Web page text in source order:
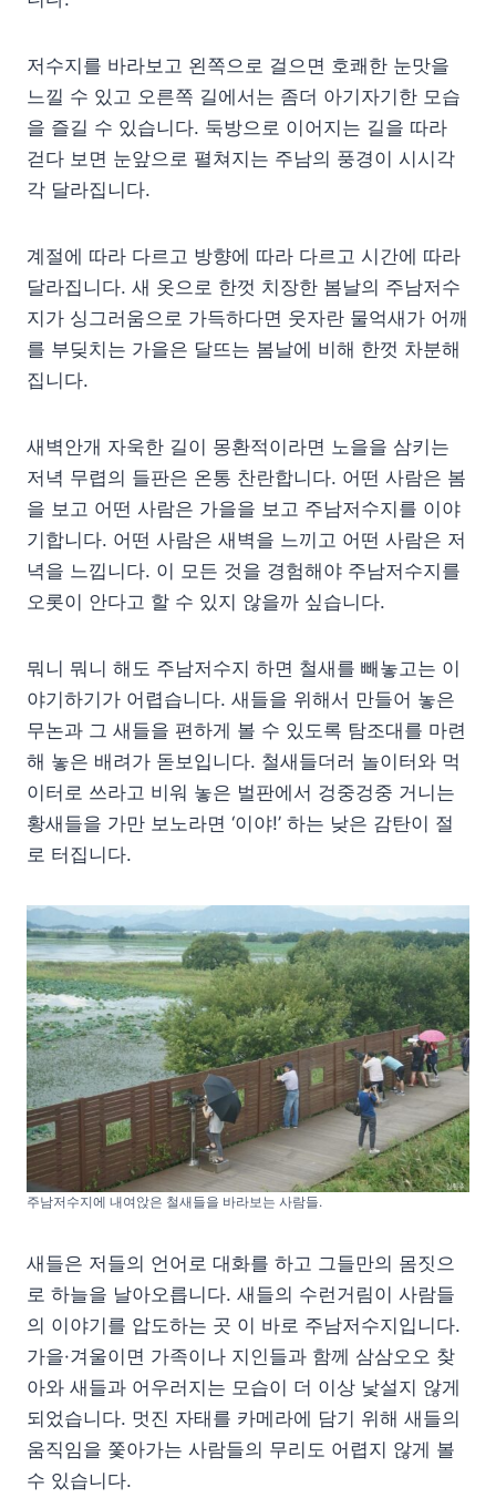
저수지를 바라보고 왼쪽으로 걸으면 호쾌한 눈맛을
느낄 수 있고 오른쪽 길에서는 좀더 아기자기한 모습
을 즐길 수 있습니다. 둑방으로 이어지는 길을 따라
걷다 보면 눈앞으로 펼쳐지는 주남의 풍경이 시시각
각 달라집니다.
계절에 따라 다르고 방향에 따라 다르고 시간에 따라
달라집니다. 새 옷으로 한껏 치장한 봄날의 주남저수
지가 싱그러움으로 가득하다면 웃자란 물억새가 어깨
를 부딪치는 가을은 달뜨는 봄날에 비해 한껏 차분해
집니다.
새벽안개 자욱한 길이 몽환적이라면 노을을 삼키는
저녁 무렵의 들판은 온통 찬란합니다. 어떤 사람은 봄
을 보고 어떤 사람은 가을을 보고 주남저수지를 이야
기합니다. 어떤 사람은 새벽을 느끼고 어떤 사람은 저
녁을 느낍니다. 이 모든 것을 경험해야 주남저수지를
오롯이 안다고 할 수 있지 않을까 싶습니다.
뭐니 뭐니 해도 주남저수지 하면 철새를 빼놓고는 이
야기하기가 어렵습니다. 새들을 위해서 만들어 놓은
무논과 그 새들을 편하게 볼 수 있도록 탐조대를 마련
해 놓은 배려가 돋보입니다. 철새들더러 놀이터와 먹
이터로 쓰라고 비워 놓은 벌판에서 겅중겅중 거니는
황새들을 가만 보노라면 ‘이야!’ 하는 낮은 감탄이 절
로 터집니다.
주남저수지에 내여앉은 철새들을 바라보는 사람들.
새들은 저들의 언어로 대화를 하고 그들만의 몸짓으
로 하늘을 날아오릅니다. 새들의 수런거림이 사람들
의 이야기를 압도하는 곳 이 바로 주남저수지입니다.
가을·겨울이면 가족이나 지인들과 함께 삼삼오오 찾
아와 새들과 어우러지는 모습이 더 이상 낯설지 않게
되었습니다. 멋진 자태를 카메라에 담기 위해 새들의
움직임을 쫓아가는 사람들의 무리도 어렵지 않게 볼
수 있습니다.